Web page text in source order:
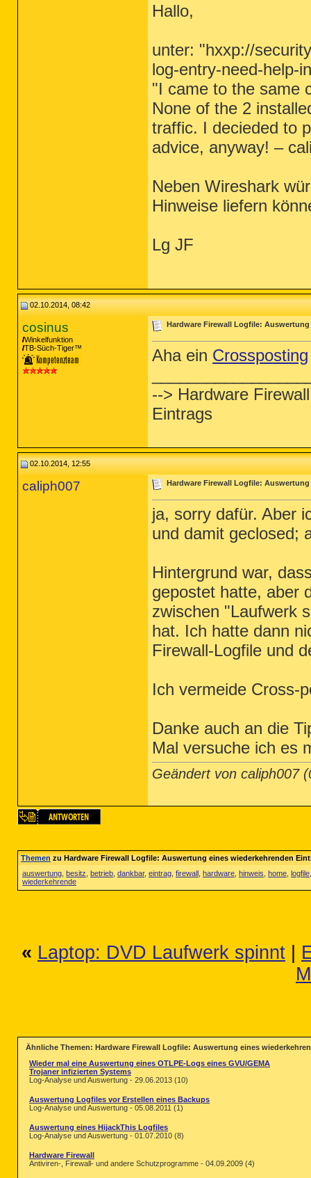
Hallo,
unter: "hxxp://
log-entry-need-help-
"I came to the same
None of the 2
traffic. I decieded to
advice, anyway! –
Neben Wireshark
Hinweise liefern
Lg JF
02.10.2014, 08:42
cosinus
Winkelfunktion
TB-Süch-Tiger™
Hardware Firewall Logfile:
Aha ein Crossposting
--> Hardware
Eintrags
02.10.2014, 12:55
caliph007 Hardware Firewall Logfile:
ja, sorry dafür. Aber
und damit geclosed;
Hintergrund war,
gepostet hatte, aber
zwischen "Laufwerk
hat. Ich hatte dann
Firewall-Logfile und
Ich vermeide Cross-
Danke auch an die
Mal versuche ich es
Geändert von caliph007
Themenzu Hardware Firewall Logfile: Auswertung eines wiederkehrenden
auswertung besitz betrieb dankbar, eintrag firewall hardware hinweis home logfile
wiederkehrende
« Laptop: DVD Laufwerk spinnt
Ähnliche Themen: Hardware Firewall Logfile: Auswertung eines
Wieder mal eine Auswertung eines OTLPE-Logs eines GVU/GEMA
Trojaner infizierten Systems
Log-Analyse und Auswertung - 29.06.2013 (10)
Auswertung Logfiles vor Erstellen eines Backups
Log-Analyse und Auswertung - 05.08.2011 (1)
Auswertung eines HijackThis Logfiles
Log-Analyse und Auswertung - 01.07.2010 (8)
Hardware Firewall
Antiviren-, Firewall- und andere Schutzprogramme - 04.09.2009 (4)